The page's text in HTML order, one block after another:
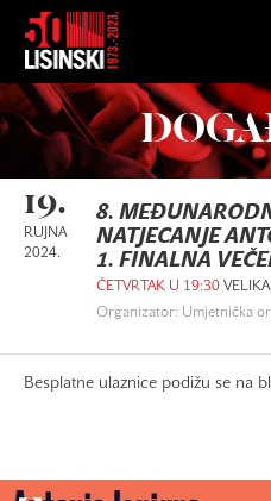
19.
RUJNA
2024.
8.
NATJECANJE
1. FINALNA
ČETVRTAK U 19:30
Organizator: Umjetnička
Besplatne ulaznice podižu se na